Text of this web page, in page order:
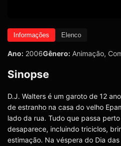
Informações Elenco
Ano: 2006Gênero: Animação,
Sinopse
D.J. Walters é um garoto de 12
de estranho na casa do velho
lado da rua. Tudo que passa
desaparece, incluindo triciclos,
estimação. Na véspera do Dia